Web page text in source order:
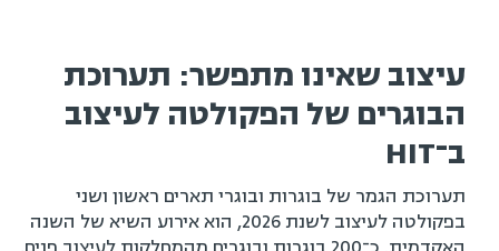
עיצוב שאינו מתפשר: תערוכת
הבוגרים של הפקולטה לעיצוב
ב־HIT
תערוכת הגמר של בוגרות ובוגרי תארים ראשון ושני
בפקולטה לעיצוב לשנת 2026, הוא אירוע השיא של השנה